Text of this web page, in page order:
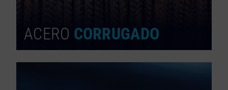
ACERO CORRUGADO